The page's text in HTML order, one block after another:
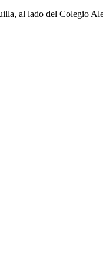
al lado del Colegio